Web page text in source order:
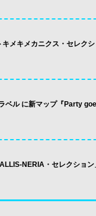
メキメカニクス・セレク
ベル に新マップ『Party
NERIA・セレクション